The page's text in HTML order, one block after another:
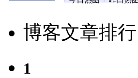
博客文章排行
1